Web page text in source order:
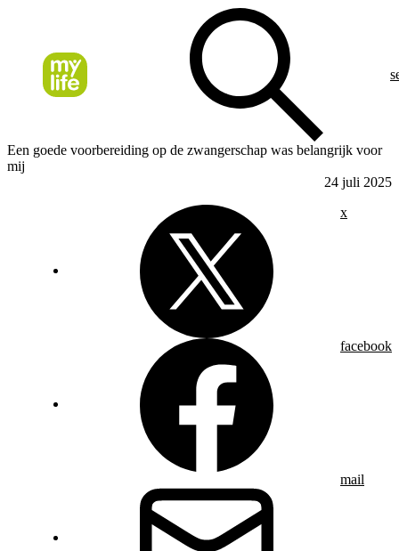
Een goede voorbereiding op de zwangerschap was belangrijk voor
mij
24 juli 2025
x
facebook
mail